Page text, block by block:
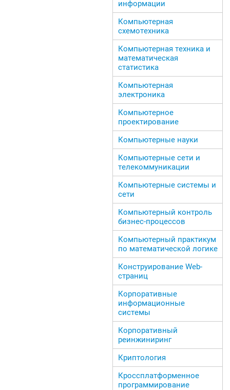
информации
Компьютерная
схемотехника
Компьютерная техника и
математическая
статистика
Компьютерная
электроника
Компьютерное
проектирование
Компьютерные науки
Компьютерные сети и
телекоммуникации
Компьютерные системы и
сети
Компьютерный контроль
бизнес-процессов
Компьютерный практикум
по математической логике
Конструирование Web-
страниц
Корпоративные
информационные
системы
Корпоративный
реинжиниринг
Криптология
Кроссплатформенное
программирование